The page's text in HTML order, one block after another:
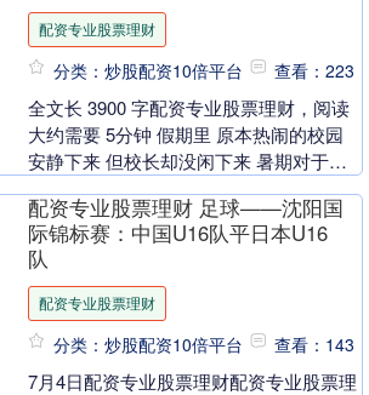
配资专业股票理财
分类：炒股配资10倍平台 查看：223
全文长 3900 字配资专业股票理财，阅读
大约需要 5分钟 假期里 原本热闹的校园
安静下来 但校长却没闲下来 暑期对于他
很....
配资专业股票理财 足球——沈阳国
际锦标赛：中国U16队平日本U16
队
配资专业股票理财
分类：炒股配资10倍平台 查看：143
7月4日配资专业股票理财配资专业股票理